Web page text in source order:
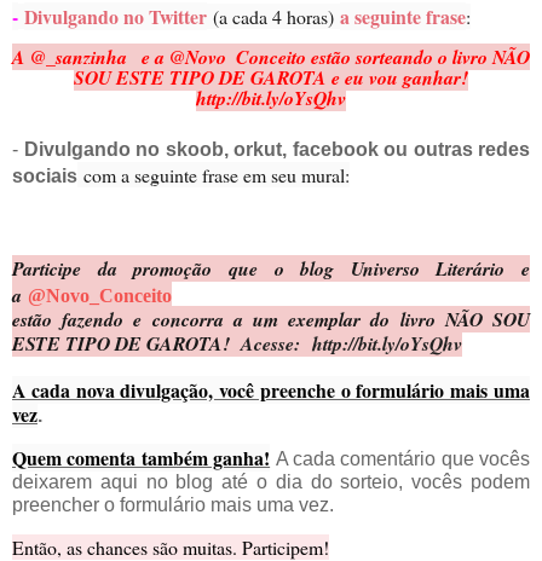
- Divulgando no Twitter (a cada 4 horas) a seguinte frase:
A @_sanzinha_ e a @Novo_Conceito estão sorteando o livro NÃO
SOU ESTE TIPO DE GAROTA e eu vou ganhar!
http://bit.ly/oYsQhv
- Divulgando no skoob, orkut, facebook ou outras redes
sociais com a seguinte frase em seu mural:
Participe da promoção que o blog Universo Literário e
a @Novo_Conceito
estão fazendo e concorra a um exemplar do livro NÃO SOU
ESTE TIPO DE GAROTA! Acesse: http://bit.ly/oYsQhv
A cada nova divulgação, você preenche o formulário mais uma
vez.
Quem comenta também ganha! A cada comentário que vocês
deixarem aqui no blog até o dia do sorteio, vocês podem
preencher o formulário mais uma vez.
Então, as chances são muitas. Participem!